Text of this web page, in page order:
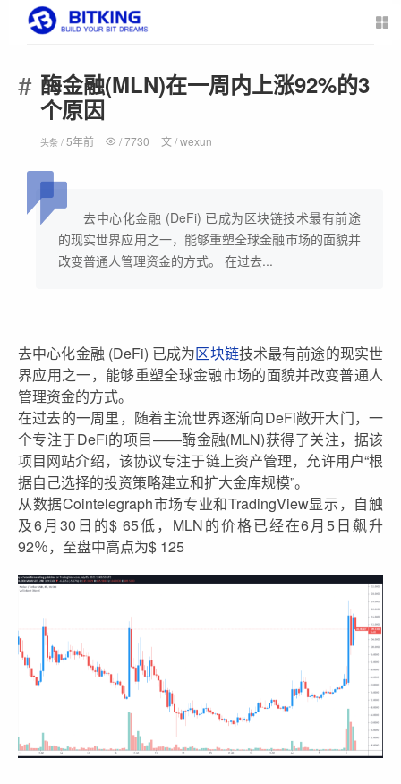
酶金融(MLN)在一周内上涨92%的3
个原因
头条 / 5年前 /7730 文 /wexun
去中心化金融 (DeFi) 已成为区块链技术最有前途
的现实世界应用之一，能够重塑全球金融市场的面貌并
改变普通人管理资金的方式。 在过去...
去中心化金融 (DeFi) 已成为区块链技术最有前途的现实世
界应用之一，能够重塑全球金融市场的面貌并改变普通人
管理资金的方式。
在过去的一周里，随着主流世界逐渐向DeFi敞开大门，一
个专注于DeFi的项目——酶金融(MLN)获得了关注，据该
项目网站介绍，该协议专注于链上资产管理，允许用户“根
据自己选择的投资策略建立和扩大金库规模”。
从数据Cointelegraph市场专业和TradingView显示，自触
及6月30日的$ 65低，MLN的价格已经在6月5日飙升
92％，至盘中高点为$ 125